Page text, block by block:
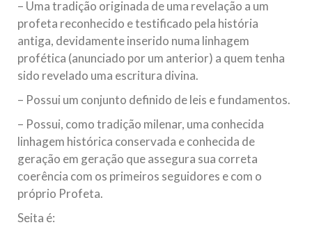
– Uma tradição originada de uma revelação a um
profeta reconhecido e testificado pela história
antiga, devidamente inserido numa linhagem
profética (anunciado por um anterior) a quem tenha
sido revelado uma escritura divina.
– Possui um conjunto definido de leis e fundamentos.
– Possui, como tradição milenar, uma conhecida
linhagem histórica conservada e conhecida de
geração em geração que assegura sua correta
coerência com os primeiros seguidores e com o
próprio Profeta.
Seita é: